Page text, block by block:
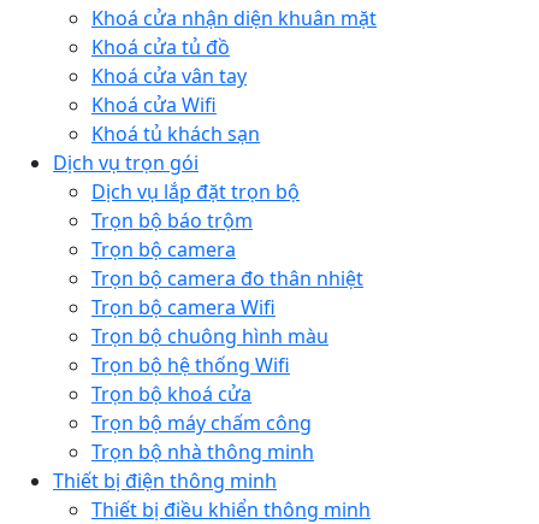
Khoá cửa nhận diện khuân mặt
Khoá cửa tủ đồ
Khoá cửa vân tay
Khoá cửa Wifi
Khoá tủ khách sạn
Dịch vụ trọn gói
Dịch vụ lắp đặt trọn bộ
Trọn bộ báo trộm
Trọn bộ camera
Trọn bộ camera đo thân nhiệt
Trọn bộ camera Wifi
Trọn bộ chuông hình màu
Trọn bộ hệ thống Wifi
Trọn bộ khoá cửa
Trọn bộ máy chấm công
Trọn bộ nhà thông minh
Thiết bị điện thông minh
Thiết bị điều khiển thông minh